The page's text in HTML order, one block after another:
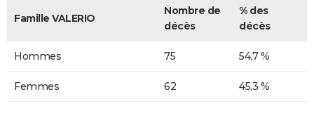
Famille VALERIO
Nombre de
décès
% des
décès
Hommes 75 54,7 %
Femmes 62 45,3 %